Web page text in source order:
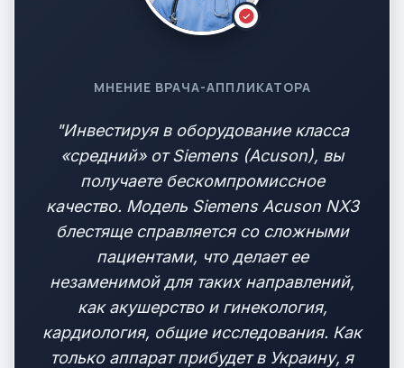
МНЕНИЕ ВРАЧА-АППЛИКАТОРА
"Инвестируя в оборудование класса
«средний» от Siemens (Acuson), вы
получаете бескомпромиссное
качество. Модель Siemens Acuson NX3
блестяще справляется со сложными
пациентами, что делает ее
незаменимой для таких направлений,
как акушерство и гинекология,
кардиология, общие исследования. Как
только аппарат прибудет в Украину, я